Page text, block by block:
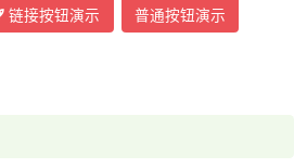
链接按钮演示 普通按钮演示